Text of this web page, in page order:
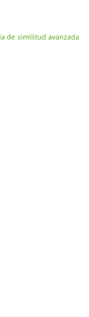
de similitud avanzada